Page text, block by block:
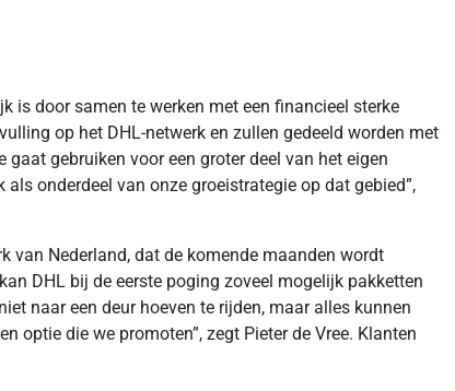
is door samen te werken met een financieel sterke
op het DHL-netwerk en zullen gedeeld worden met
gebruiken voor een groter deel van het eigen
onderdeel van onze groeistrategie op dat gebied”,
van Nederland, dat de komende maanden wordt
DHL bij de eerste poging zoveel mogelijk pakketten
naar een deur hoeven te rijden, maar alles kunnen
optie die we promoten”, zegt Pieter de Vree. Klanten